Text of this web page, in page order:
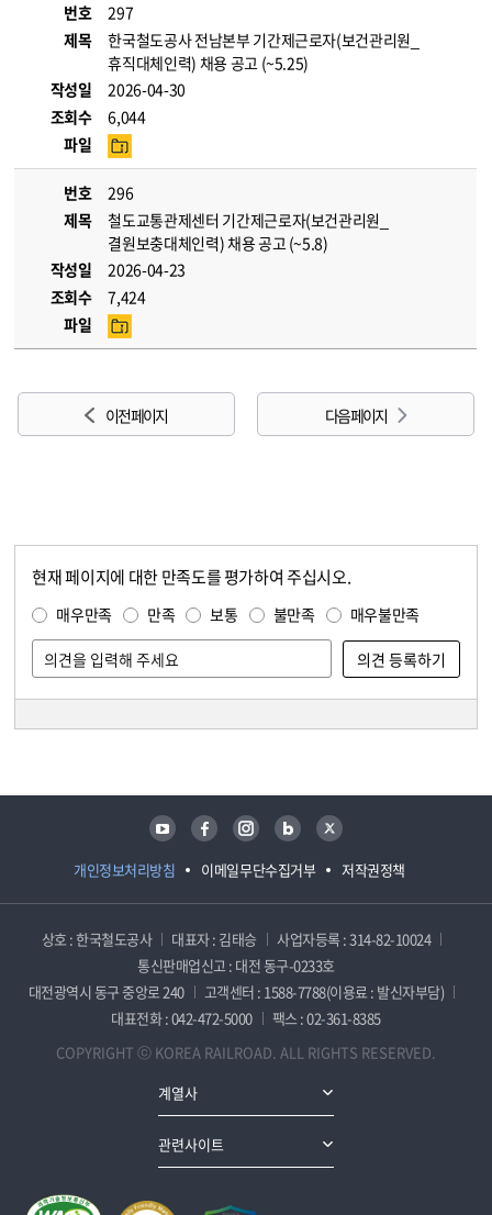
번호
297
제목
한국철도공사 전남본부 기간제근로자(보건관리원_
휴직대체인력) 채용 공고 (~5.25)
작성일
2026-04-30
조회수
6,044
파일
번호
296
제목
철도교통관제센터 기간제근로자(보건관리원_
결원보충대체인력) 채용 공고 (~5.8)
작성일
2026-04-23
조회수
7,424
파일
이전 페이지 다음 페이지
현재 페이지에 대한 만족도를 평가하여 주십시오.
매우만족 만족 보통 불만족 매우불만족
개인정보처리방침 이메일무단수집거부 저작권정책
유튜브 페이스북 인스타그램 블로그 트위터
상호 : 한국철도공사 대표자 : 김태승
사업자등록 : 314-82-10024
통신판매업신고 : 대전 동구-0233호
대전광역시 동구 중앙로 240
고객센터 : 1588-7788(이용료 : 발신자부담)
대표전화 : 042-472-5000
팩스 : 02-361-8385
COPYRIGHT ⓒ KOREA RAILROAD. ALL RIGHTS RESERVED.
계열사
관련사이트